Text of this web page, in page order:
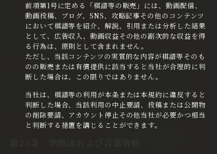
前項第1号に定める「棋譜等の販売」には、動画配信、
動画投稿、ブログ、SNS、攻略記事その他のコンテンツ
において棋譜等を紹介、解説、引用または分析した結果
として、広告収入、動画収益その他の副次的な収益を得
る行為は、原則として含まれません。
ただし、当該コンテンツの実質的な内容が棋譜等そのも
のの販売または有償提供に該当すると当社が合理的に判
断した場合は、この限りではありません。
当社は、棋譜等の利用が本条または本規約に違反すると
判断した場合、当該利用の中止要請、投稿または公開物
の削除要請、アカウント停止その他当社が必要かつ相当
と判断する措置を講じることができます。